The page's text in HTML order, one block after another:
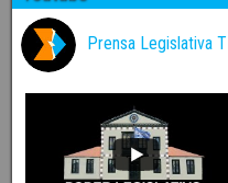
Prensa Legislativa